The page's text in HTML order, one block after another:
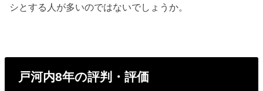
シとする人が多いのではないでしょうか。
戸河内8年の評判・評価